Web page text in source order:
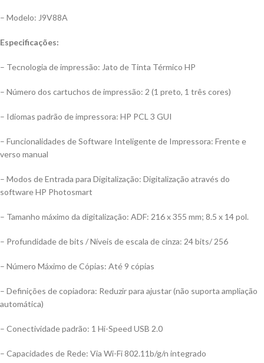
– Modelo: J9V88A
Especificações:
– Tecnologia de impressão: Jato de Tinta Térmico HP
– Número dos cartuchos de impressão: 2 (1 preto, 1 três cores)
– Idiomas padrão de impressora: HP PCL 3 GUI
– Funcionalidades de Software Inteligente de Impressora: Frente e
verso manual
– Modos de Entrada para Digitalização: Digitalização através do
software HP Photosmart
– Tamanho máximo da digitalização: ADF: 216 x 355 mm; 8.5 x 14 pol.
– Profundidade de bits / Níveis de escala de cinza: 24 bits/ 256
– Número Máximo de Cópias: Até 9 cópias
– Definições de copiadora: Reduzir para ajustar (não suporta ampliação
automática)
– Conectividade padrão: 1 Hi-Speed USB 2.0
– Capacidades de Rede: Via Wi-Fi 802.11b/g/n integrado